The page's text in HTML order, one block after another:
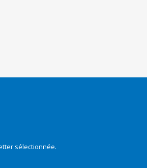
sélectionnée.